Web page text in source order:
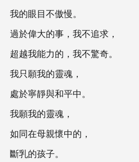
我的眼目不傲慢。
過於偉大的事，我不追求，
超越我能力的，我不驚奇。
我只願我的靈魂，
處於寧靜與和平中。
我願我的靈魂，
如同在母親懷中的，
斷乳的孩子。